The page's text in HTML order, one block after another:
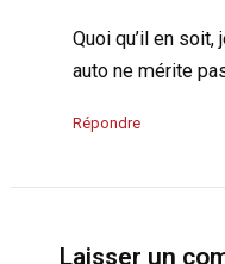
Quoi qu’il en
auto ne mérite
Répondre
Laisser un